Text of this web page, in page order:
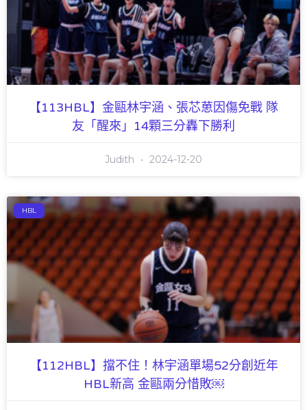
【113HBL】金甌林宇涵、張芯葸因傷免戰 隊
友「醒來」14顆三分轟下勝利
Judith 2024-12-20
HBL
【112HBL】擋不住！林宇涵單場52分創近年
HBL新高 金甌兩分惜敗￼